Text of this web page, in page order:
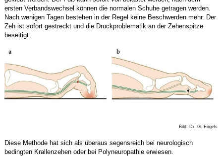
ersten Verbandswechsel können die normalen Schuhe getragen werden.
Nach wenigen Tagen bestehen in der Regel keine Beschwerden mehr. Der
Zeh ist sofort gestreckt und die Druckproblematik an der Zehenspitze
beseitigt.
Bild: Dr. G. Engels
Diese Methode hat sich als überaus segensreich bei neurologisch
bedingten Krallenzehen oder bei Polyneuropathie erwiesen.